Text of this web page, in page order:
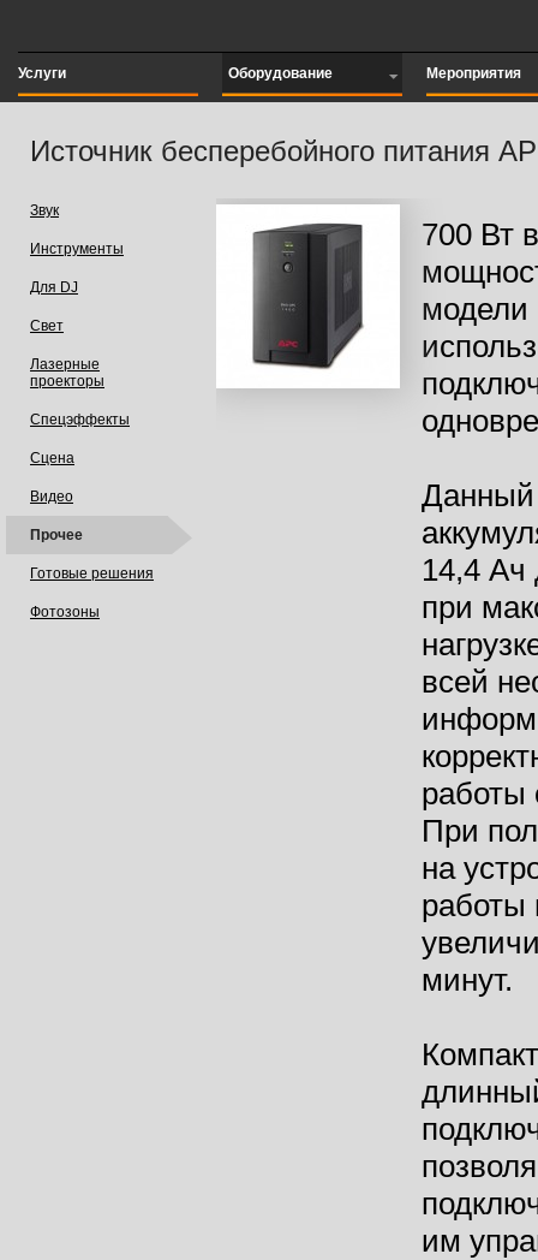
Услуги Оборудование Мероприятия
Источник бесперебойного питания
Звук
Инструменты
Для DJ
Свет
Лазерные
проекторы
Спецэффекты
Сцена
Видео
Прочее
Готовые решения
Фотозоны
700 Вт
модели
14,4 Ач
при
всей
работы
При
на
работы
минут.
им